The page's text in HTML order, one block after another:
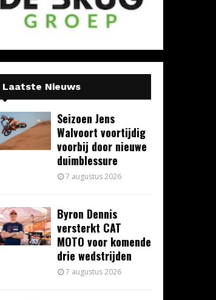
Laatste Nieuws
Seizoen Jens
Walvoort voortijdig
voorbij door nieuwe
duimblessure
7 augustus 2026
Byron Dennis
versterkt CAT
MOTO voor komende
drie wedstrijden
7 augustus 2026